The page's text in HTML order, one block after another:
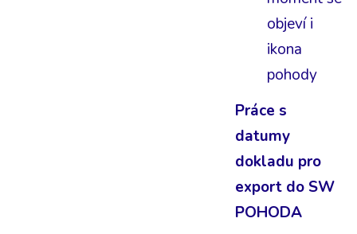
objeví i
ikona
pohody
Práce s
datumy
dokladu pro
export do SW
POHODA